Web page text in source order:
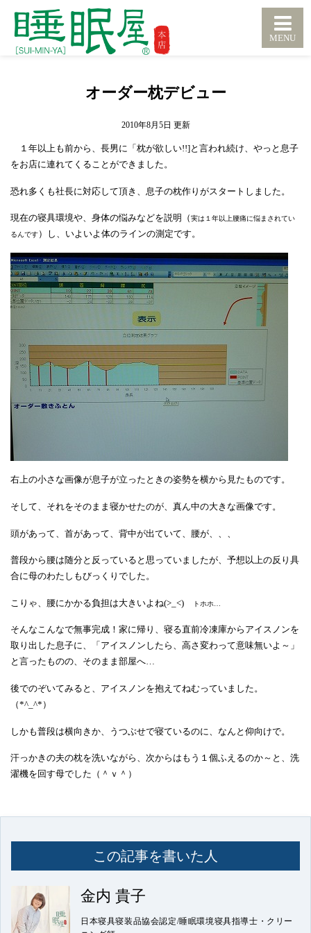
オーダー枕デビュー
2010年8月5日
１年以上も前から、長男に「枕が欲しい!!]と言われ続け、やっと息子
をお店に連れてくることができました。
恐れ多くも社長に対応して頂き、息子の枕作りがスタートしました。
現在の寝具環境や、身体の悩みなどを説明（実は１年以上腰痛に悩まされてい
るんです）し、いよいよ体のラインの測定です。
右上の小さな画像が息子が立ったときの姿勢を横から見たものです。
そして、それをそのまま寝かせたのが、真ん中の大きな画像です。
頭があって、首があって、背中が出ていて、腰が、、、
普段から腰は随分と反っていると思っていましたが、予想以上の反り具
合に母のわたしもびっくりでした。
こりゃ、腰にかかる負担は大きいよね(>_<) トホホ…
そんなこんなで無事完成！家に帰り、寝る直前冷凍庫からアイスノンを
取り出した息子に、「アイスノンしたら、高さ変わって意味無いよ～」
と言ったものの、そのまま部屋へ…
後でのぞいてみると、アイスノンを抱えてねむっていました。
（*^_^*）
しかも普段は横向きか、うつぶせで寝ているのに、なんと仰向けで。
汗っかきの夫の枕を洗いながら、次からはもう１個ふえるのか～と、洗
濯機を回す母でした（＾ｖ＾）
この記事を書いた人
金内 貴子
日本寝具寝装品協会認定/睡眠環境寝具指導士・クリー